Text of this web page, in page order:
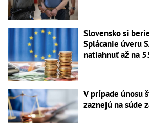
Slovensko si
Splácanie úveru
natiahnuť až na
V prípade únosu
zaznejú na súde